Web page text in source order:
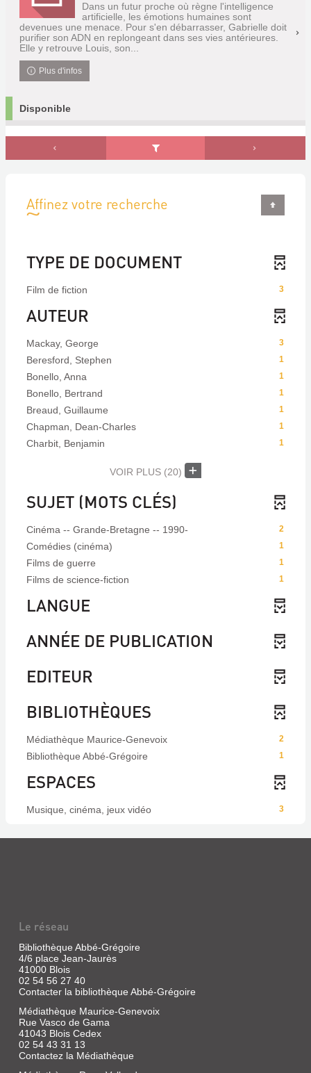
Dans un futur proche où règne l'intelligence
artificielle, les émotions humaines sont
devenues une menace. Pour s'en débarrasser, Gabrielle doit
purifier son ADN en replongeant dans ses vies antérieures.
Elle y retrouve Louis, son...
Plus d'infos
Disponible
Affinez votre recherche
TYPE DE DOCUMENT
3
Film de fiction
AUTEUR
3
Mackay, George
1
Beresford, Stephen
1
Bonello, Anna
1
Bonello, Bertrand
1
Breaud, Guillaume
1
Chapman, Dean-Charles
1
Charbit, Benjamin
VOIR PLUS (20)
SUJET (MOTS CLÉS)
2
Cinéma -- Grande-Bretagne -- 1990-
1
Comédies (cinéma)
1
Films de guerre
1
Films de science-fiction
LANGUE
ANNÉE DE PUBLICATION
EDITEUR
BIBLIOTHÈQUES
2
Médiathèque Maurice-Genevoix
1
Bibliothèque Abbé-Grégoire
ESPACES
3
Musique, cinéma, jeux vidéo
Le réseau
Bibliothèque Abbé-Grégoire
4/6 place Jean-Jaurès
41000 Blois
02 54 56 27 40
Contacter la bibliothèque Abbé-Grégoire
Médiathèque Maurice-Genevoix
Rue Vasco de Gama
41043 Blois Cedex
02 54 43 31 13
Contactez la Médiathèque